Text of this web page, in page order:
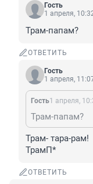
Гость
1 апреля,
Трам-папам?
ОТВЕТИТЬ
Гость
1 апреля,
Гость1 апреля,
Трам-папам?
Трам- тара-рам!
ТрамП*
ОТВЕТИТЬ